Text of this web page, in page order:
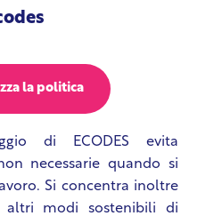
la politica
di ECODES evita
necessarie quando si
Si concentra inoltre
altri modi sostenibili di